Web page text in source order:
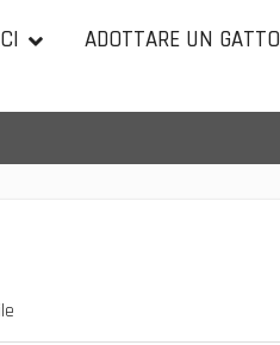
ADOTTARE UN GATTO